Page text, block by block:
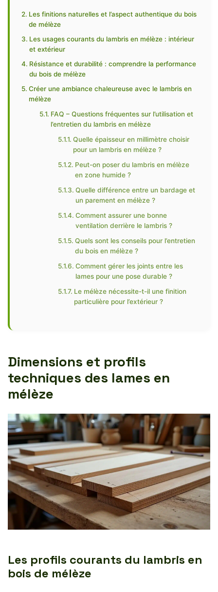
Les finitions naturelles et l’aspect authentique du bois
de mélèze
Les usages courants du lambris en mélèze : intérieur
et extérieur
Résistance et durabilité : comprendre la performance
du bois de mélèze
Créer une ambiance chaleureuse avec le lambris en
mélèze
FAQ – Questions fréquentes sur l’utilisation et
l’entretien du lambris en mélèze
Quelle épaisseur en millimètre choisir
pour un lambris en mélèze ?
Peut-on poser du lambris en mélèze
en zone humide ?
Quelle différence entre un bardage et
un parement en mélèze ?
Comment assurer une bonne
ventilation derrière le lambris ?
Quels sont les conseils pour l’entretien
du bois en mélèze ?
Comment gérer les joints entre les
lames pour une pose durable ?
Le mélèze nécessite-t-il une finition
particulière pour l’extérieur ?
Dimensions et profils
techniques des lames en
mélèze
Les profils courants du lambris en
bois de mélèze